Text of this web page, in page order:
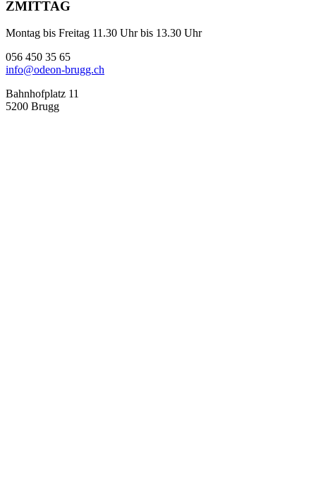
ZMITTAG
Montag bis Freitag 11.30 Uhr bis 13.30 Uhr
056 450 35 65
info@odeon-brugg.ch
Bahnhofplatz 11
5200 Brugg